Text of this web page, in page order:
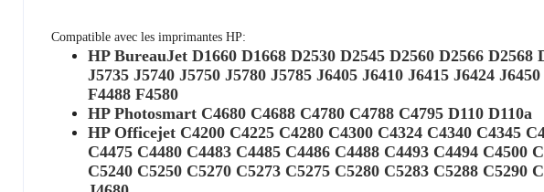
Compatible avec les imprimantes HP:
HP BureauJet D1660 D1668 D2530 D2545 D2560 D2566
J5735 J5740 J5750 J5780 J5785 J6405 J6410 J6415 J6424
F4488 F4580
HP Photosmart C4680 C4688 C4780 C4788 C4795 D110 D110a
HP Officejet C4200 C4225 C4280 C4300 C4324 C4340 C4345
C4475 C4480 C4483 C4485 C4486 C4488 C4493 C4494 C4500
C5240 C5250 C5270 C5273 C5275 C5280 C5283 C5288 C5290